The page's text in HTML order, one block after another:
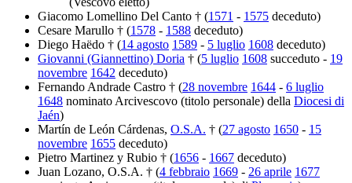
Giacomo Lomellino Del Canto † (1571 - 1575 deceduto)
Cesare Marullo † (1578 - 1588 deceduto)
Diego Haëdo † (14 agosto 1589 - 5 luglio 1608 deceduto)
Giovanni (Giannettino) Doria † (5 luglio 1608 succeduto - 19
novembre 1642 deceduto)
Fernando Andrade Castro † (28 novembre 1644 - 6 luglio
1648 nominato Arcivescovo (titolo personale) della Diocesi di
Jaén)
Martín de León Cárdenas, O.S.A. † (27 agosto 1650 - 15
novembre 1655 deceduto)
Pietro Martinez y Rubio † (1656 - 1667 deceduto)
Juan Lozano, O.S.A. † (4 febbraio 1669 - 26 aprile 1677